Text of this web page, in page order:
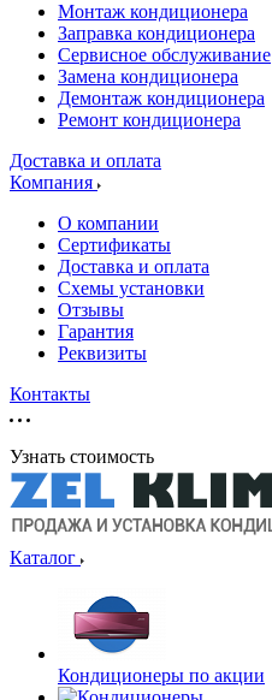
Монтаж кондиционера
Заправка кондиционера
Сервисное обслуживание
Замена кондиционера
Демонтаж кондиционера
Ремонт кондиционера
Доставка и оплата
Компания
О компании
Сертификаты
Доставка и оплата
Схемы установки
Отзывы
Гарантия
Реквизиты
Контакты
Узнать стоимость
Каталог
Кондиционеры по акции